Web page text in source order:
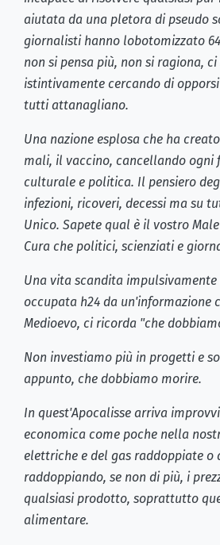
aiutata da una pletora di pseudo
giornalisti hanno lobotomizzato
non si pensa più, non si ragiona,
istintivamente cercando di
tutti attanagliano.
Una nazione esplosa che ha
mali, il vaccino, cancellando ogni
culturale e politica. Il pensiero
infezioni, ricoveri, decessi ma su
Unico. Sapete qual è il vostro
Cura che politici, scienziati e
Una vita scandita
occupata h24 da un'informazione
Medioevo, ci ricorda "che
Non investiamo più in progetti e
appunto, che dobbiamo morire.
In quest'Apocalisse arriva
economica come poche nella
elettriche e del gas raddoppiate o
raddoppiando, se non di più, i
qualsiasi prodotto, soprattutto
alimentare.